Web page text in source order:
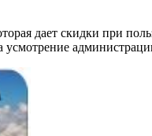
дает скидки при
усмотрение